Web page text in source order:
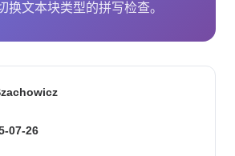
换文本块类型的拼写检查。
07-26